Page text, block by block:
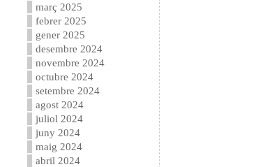
març 2025
febrer 2025
gener 2025
desembre 2024
novembre 2024
octubre 2024
setembre 2024
agost 2024
juliol 2024
juny 2024
maig 2024
abril 2024